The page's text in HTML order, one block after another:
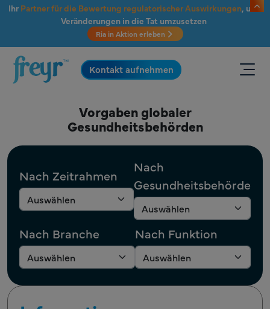
Zum Hauptinhalt springen
Ihr Partner für die Bewertung regulatorischer Auswirkungen, um
Veränderungen in die Tat umzusetzen
Ria in Aktion erleben
.
Kontakt aufnehmen
Vorgaben globaler
Gesundheitsbehörden
Nach Zeitrahmen
Nach
Gesundheitsbehörde
Nach Branche Nach Funktion